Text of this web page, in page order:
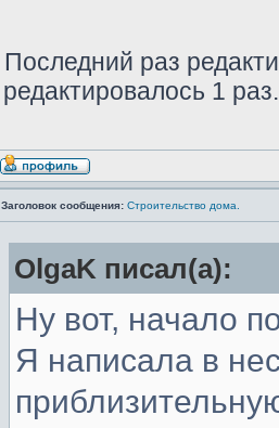
Последний раз
редактировалось 1 раз.
Заголовок сообщения: Строительство дома.
OlgaK писал(а):
Ну вот, начало
Я написала в